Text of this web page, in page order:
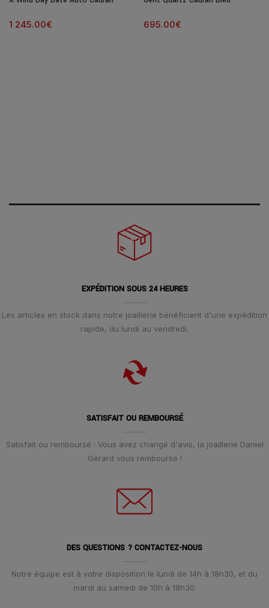
1 245.00€ 695.00€
EXPÉDITION SOUS 24 HEURES
Les articles en stock dans notre joaillerie bénéficient d'une expédition
rapide, du lundi au vendredi.
SATISFAIT OU REMBOURSÉ
Satisfait ou remboursé : Vous avez changé d'avis, la joaillerie Daniel
Gerard vous rembourse !
DES QUESTIONS ? CONTACTEZ-NOUS
Notre équipe est à votre disposition le lundi de 14h à 18h30, et du
mardi au samedi de 10h à 18h30.